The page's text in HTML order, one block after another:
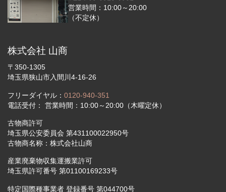
営業時間：10:00～20:00
（不定休）
株式会社 山商
〒350-1305
埼玉県狭山市入間川4-16-26
フリーダイヤル： 0120-940-351
電話受付： 営業時間：10:00～20:00（木曜定休）
古物商許可
埼玉県公安委員会 第431100022950号
古物商名称：株式会社山商
産業廃棄物収集運搬業許可
埼玉県許可番号 第01100169233号
特定国際種事業者 登録番号 第044700号